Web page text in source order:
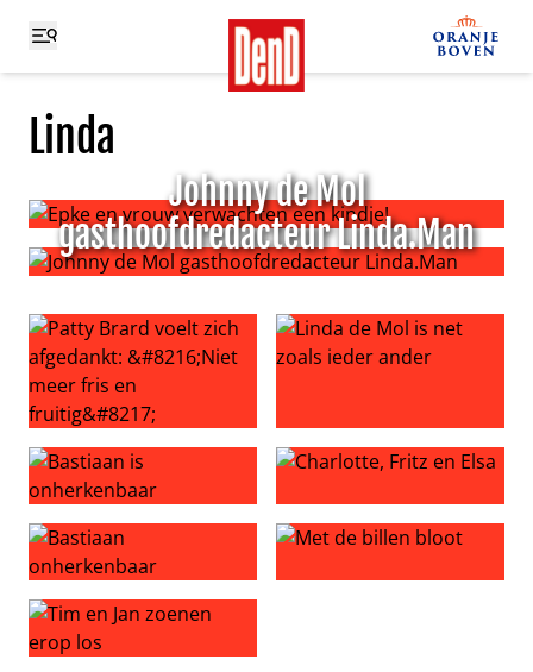
Linda
Epke en vrouw verwachten een kindje!
Johnny de Mol
gasthoofdredacteur Linda.Man
Patty Brard voelt zich afgedankt: ‘Niet meer fris en
Linda de Mol is net zoals
Bastiaan is onherkenbaar Charlotte, Fritz en Elsa
Bastiaan onherkenbaar